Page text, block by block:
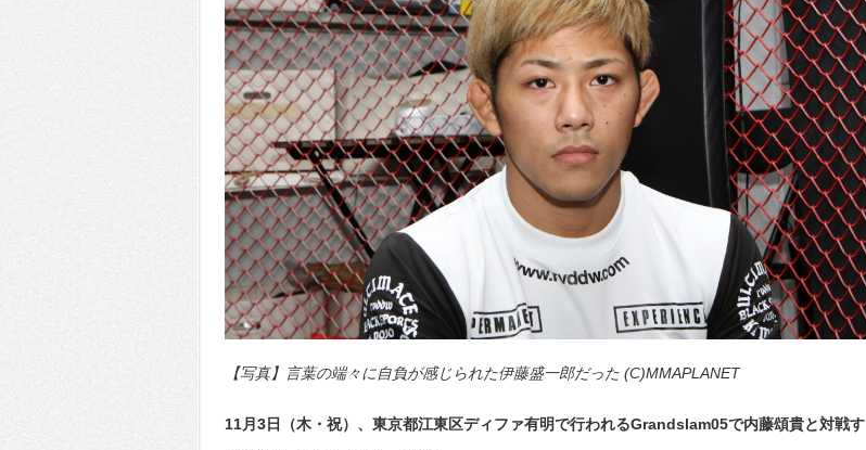
【写真】言葉の端々に自負が感じられた伊藤盛一郎だった (C)MMAPLANET
11月3日（木・祝）、東京都江東区ディファ有明で行われるGrandslam05で内藤頌貴と対戦す